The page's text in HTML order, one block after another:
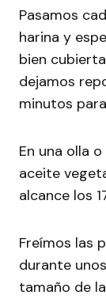
Pasamos
harina y
bien
dejamos
minutos
En una olla
aceite
alcance los
Freímos las
durante
tamaño de